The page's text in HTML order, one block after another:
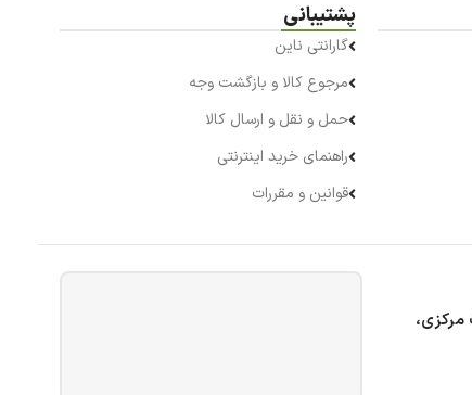
پشتیبانی
گارانتی ناین
مرجوع کالا و بازگشت وجه
حمل و نقل و ارسال کالا
راهنمای خرید اینترنتی
قوانین و مقررات
مرکزی،